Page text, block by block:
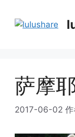
萨摩
2017-06-02